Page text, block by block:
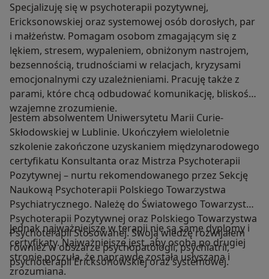
Specjalizuję się w psychoterapii pozytywnej,
Ericksonowskiej oraz systemowej osób dorosłych, par
i małżeństw. Pomagam osobom zmagającym się z
lękiem, stresem, wypaleniem, obniżonym nastrojem,
bezsennością, trudnościami w relacjach, kryzysami
emocjonalnymi czy uzależnieniami. Pracuję także z
parami, które chcą odbudować komunikację, bliskość i
wzajemne zrozumienie.
Jestem absolwentem Uniwersytetu Marii Curie-
Skłodowskiej w Lublinie. Ukończyłem wieloletnie
szkolenie zakończone uzyskaniem międzynarodowego
certyfikatu Konsultanta oraz Mistrza Psychoterapii
Pozytywnej – nurtu rekomendowanego przez Sekcję
Naukową Psychoterapii Polskiego Towarzystwa
Psychiatrycznego. Należę do Światowego Towarzystwa
Psychoterapii Pozytywnej oraz Polskiego Towarzystwa
Psychoterapii Stosowanej. Swoją wiedzę rozwijałem
również w obszarze psychopatologii, psychiatrii,
psychoterapii Ericksonowskiej oraz systemowej.
Jednak najważniejsze w terapii nie są same dyplomy i
certyfikaty. Najważniejsze jest, aby osoba po drugiej
stronie poczuła, że naprawdę została usłyszana i
zrozumiana.